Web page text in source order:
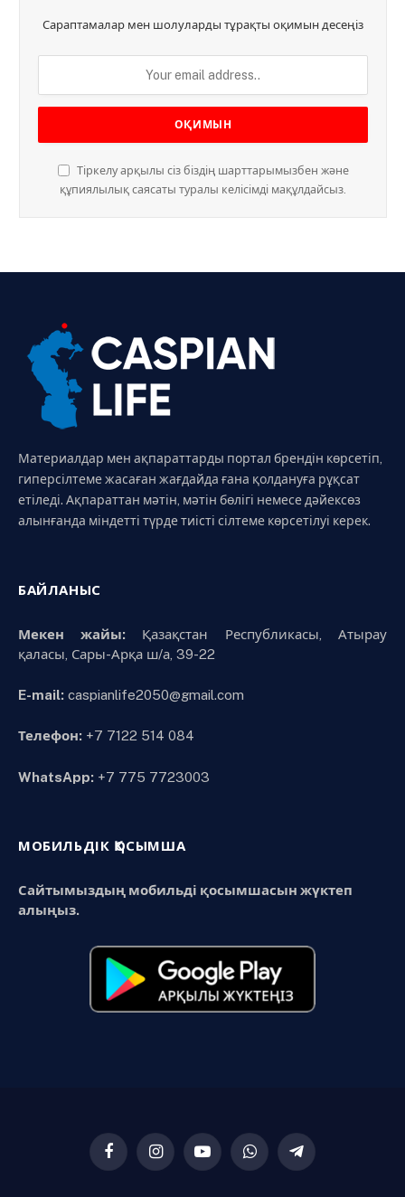
Сараптамалар мен шолуларды тұрақты оқимын десеңіз
Тіркелу арқылы сіз біздің шарттарымызбен және
құпиялылық саясаты туралы келісімді мақұлдайсыз.
Материалдар мен ақпараттарды портал брендін көрсетіп,
гиперсілтеме жасаған жағдайда ғана қолдануға рұқсат
етіледі. Ақпараттан мәтін, мәтін бөлігі немесе дәйексөз
алынғанда міндетті түрде тиісті сілтеме көрсетілуі керек.
БАЙЛАНЫС
Мекен жайы:Қазақстан Республикасы, Атырау
қаласы, Сары-Арқа ш/а, 39-22
E-mail: caspianlife2050@gmail.com
Телефон: +7 7122 514 084
WhatsApp: +7 775 7723003
МОБИЛЬДІК ҚОСЫМША
Сайтымыздың мобильді қосымшасын жүктеп
алыңыз.
FacebookInstagramYouTubeWhatsAppTelegram